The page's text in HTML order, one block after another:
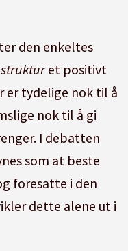
den enkeltes
strukturet positivt
er tydelige nok til å
nok til å gi
I debatten
som at beste
foresatte i den
dette alene ut i